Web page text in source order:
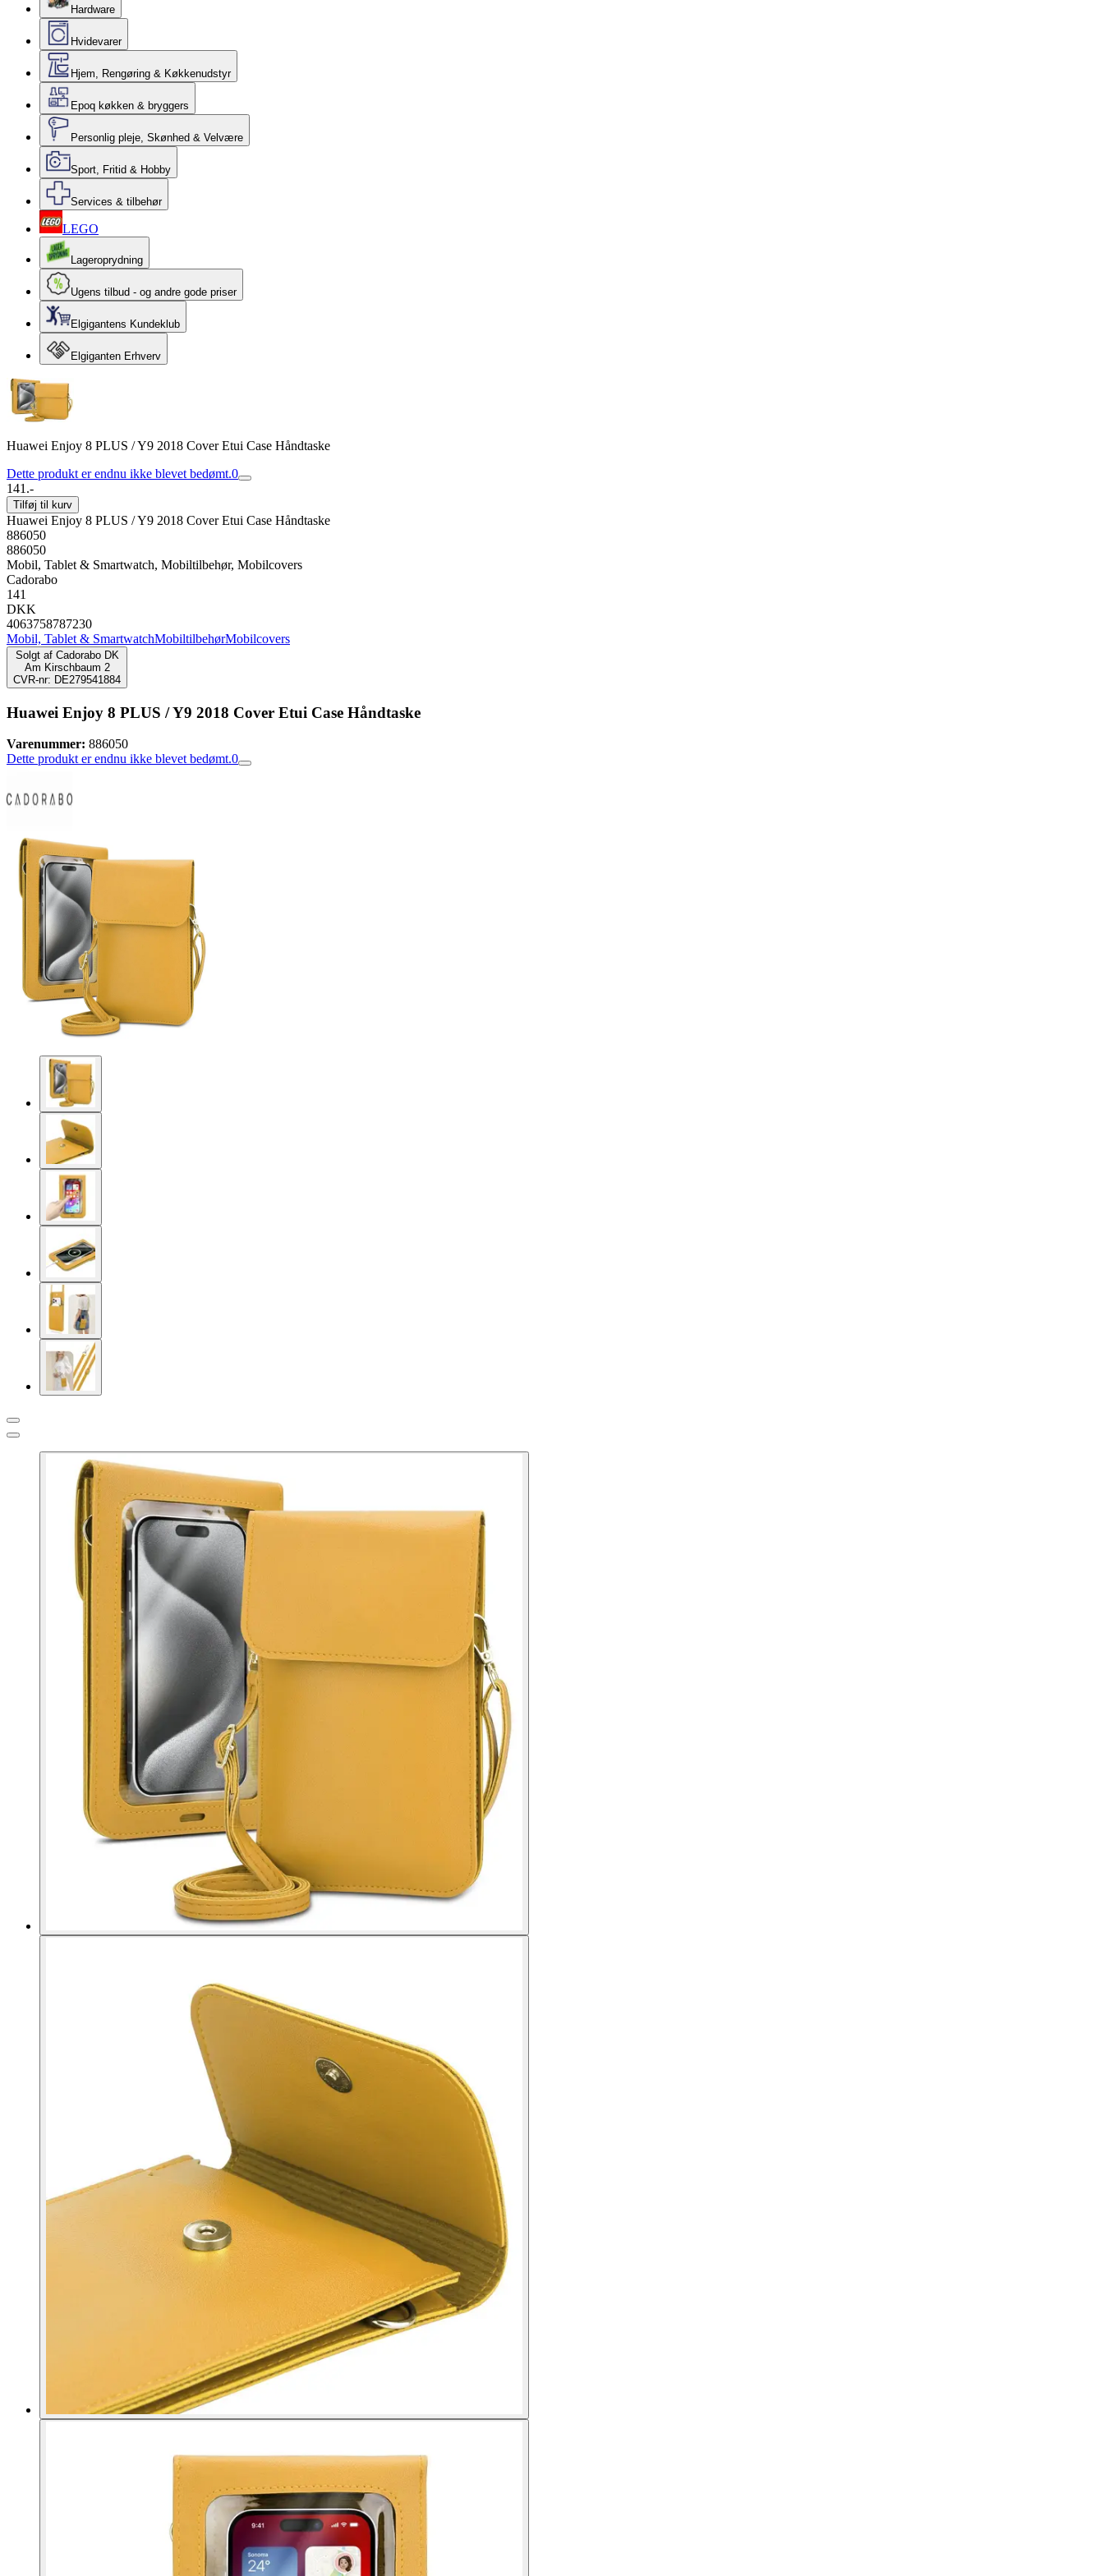
Hardware
Hvidevarer
Hjem, Rengøring & Køkkenudstyr
Epoq køkken & bryggers
Personlig pleje, Skønhed & Velvære
Sport, Fritid & Hobby
Services & tilbehør
LEGO
Lageroprydning
Ugens tilbud - og andre gode priser
Elgigantens Kundeklub
Elgiganten Erhverv
Huawei Enjoy 8 PLUS / Y9 2018 Cover Etui Case Håndtaske
Dette produkt er endnu ikke blevet bedømt.0
141.-
Tilføj til kurv
Huawei Enjoy 8 PLUS / Y9 2018 Cover Etui Case Håndtaske
886050
886050
Mobil, Tablet & Smartwatch, Mobiltilbehør, Mobilcovers
Cadorabo
141
DKK
4063758787230
Mobil, Tablet & SmartwatchMobiltilbehørMobilcovers
Solgt af Cadorabo DK
Am Kirschbaum 2
CVR-nr: DE279541884
Huawei Enjoy 8 PLUS / Y9 2018 Cover Etui Case Håndtaske
Varenummer: 886050
Dette produkt er endnu ikke blevet bedømt.0